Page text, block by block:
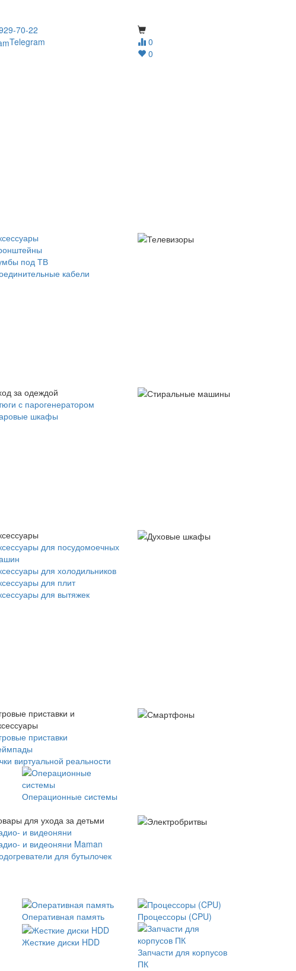
0
0
70-22
Telegram
под ТВ
кабели
за одеждой
с парогенератором
шкафы
для посудомоечных
для холодильников
для плит
для вытяжек
приставки и
приставки
виртуальной реальности
Операционные системы
для ухода за детьми
и видеоняни
и видеоняни Maman
для бутылочек
Оперативная память Процессоры (CPU)
Жесткие диски HDD
Запчасти для корпусов
ПК